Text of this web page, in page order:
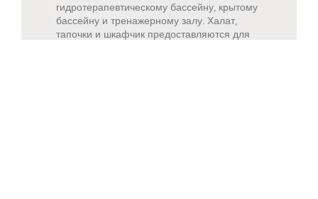
гидротерапевтическому бассейну, крытому
бассейну и тренажерному залу. Халат,
тапочки и шкафчик предоставляются для